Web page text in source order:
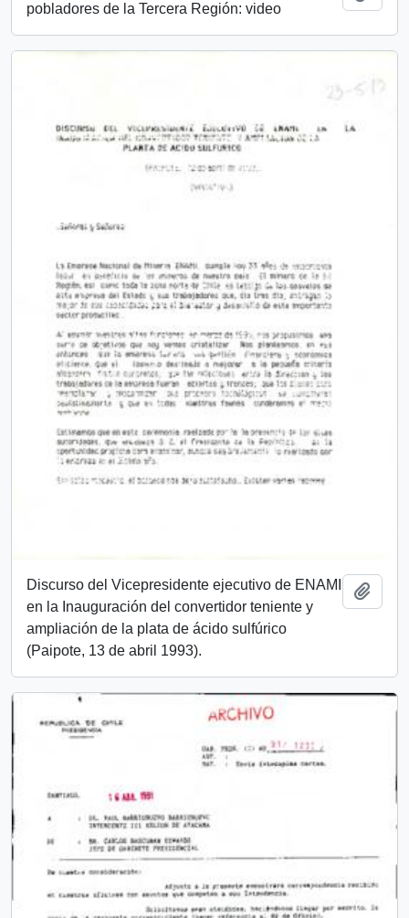
pobladores de la Tercera Región: video
Discurso del Vicepresidente ejecutivo de ENAMI
en la Inauguración del convertidor teniente y
ampliación de la plata de ácido sulfúrico
(Paipote, 13 de abril 1993).